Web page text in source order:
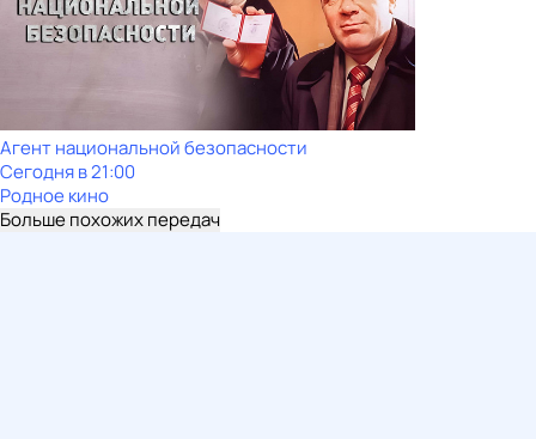
Агент национальной безопасности
Сегодня в 21:00
Родное кино
Больше похожих передач